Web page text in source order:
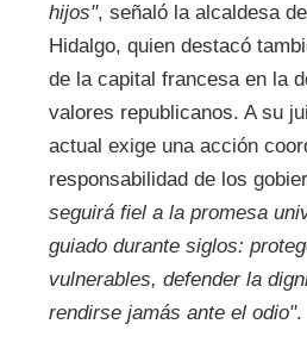
hijos", señaló la alcaldesa
Hidalgo, quien destacó
de la capital francesa en la
valores republicanos. A su
actual exige una acción
responsabilidad de los
seguirá fiel a la promesa
guiado durante siglos:
vulnerables, defender la
rendirse jamás ante el odio".